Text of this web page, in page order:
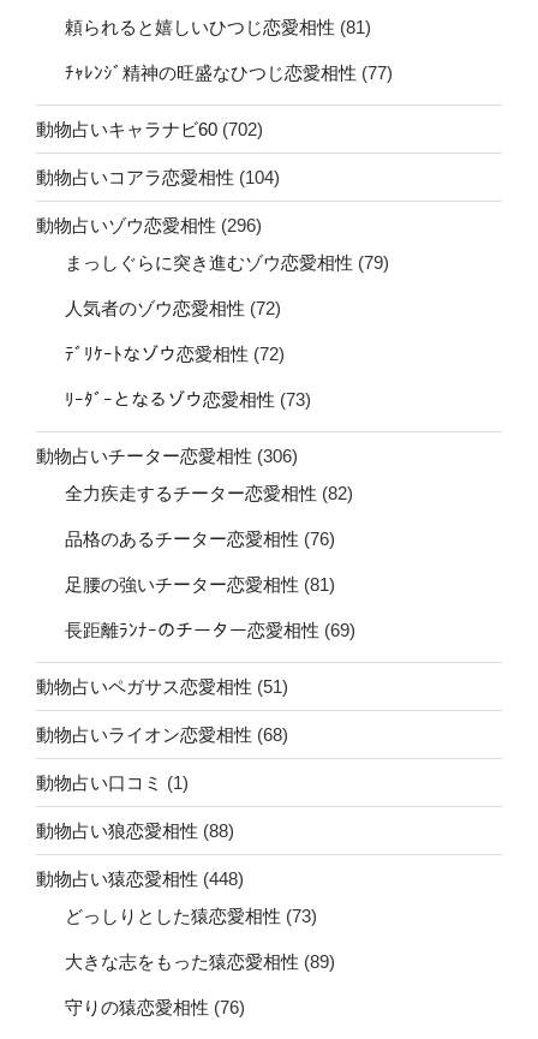
頼られると嬉しいひつじ恋愛相性 (81)
ﾁｬﾚﾝｼﾞ精神の旺盛なひつじ恋愛相性 (77)
動物占いキャラナビ60 (702)
動物占いコアラ恋愛相性 (104)
動物占いゾウ恋愛相性 (296)
まっしぐらに突き進むゾウ恋愛相性 (79)
人気者のゾウ恋愛相性 (72)
ﾃﾞﾘｹｰﾄなゾウ恋愛相性 (72)
ﾘｰﾀﾞｰとなるゾウ恋愛相性 (73)
動物占いチーター恋愛相性 (306)
全力疾走するチーター恋愛相性 (82)
品格のあるチーター恋愛相性 (76)
足腰の強いチーター恋愛相性 (81)
長距離ﾗﾝﾅｰのチーター恋愛相性 (69)
動物占いペガサス恋愛相性 (51)
動物占いライオン恋愛相性 (68)
動物占い口コミ (1)
動物占い狼恋愛相性 (88)
動物占い猿恋愛相性 (448)
どっしりとした猿恋愛相性 (73)
大きな志をもった猿恋愛相性 (89)
守りの猿恋愛相性 (76)